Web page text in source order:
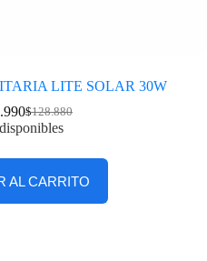
LITE SOLAR 30W
$128.880
AL CARRITO